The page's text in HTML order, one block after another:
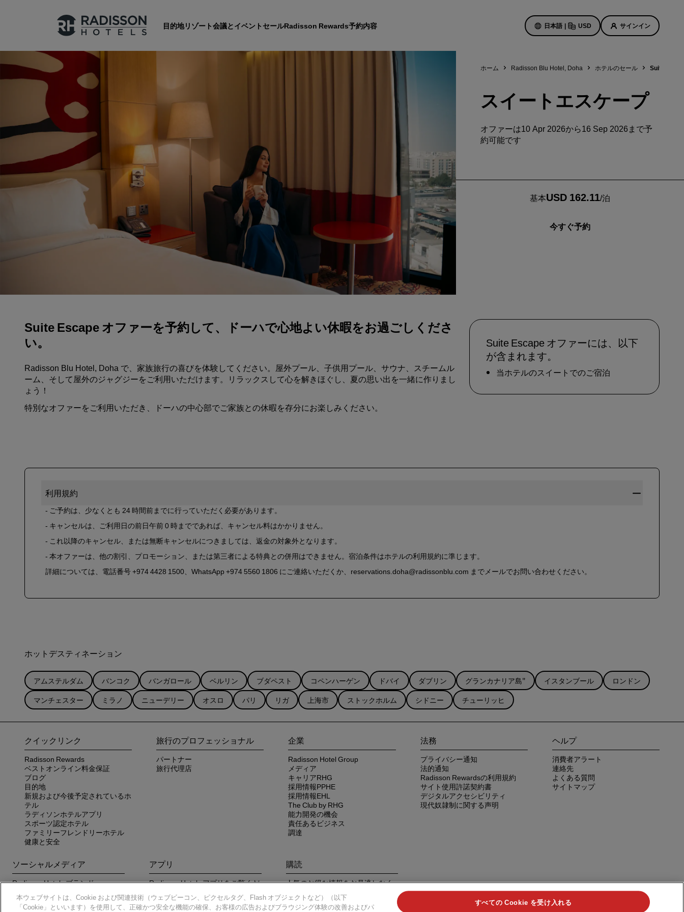
目的地リゾート会議とイベント セールRadisson Rewards予約内容 日本語 | USD サインイン
Radisson Hotels のブランド
Radisson Hotels ブランド
ホテルを見つけましょう
新規オープンおよびオープン予定
Radisson Meetings
Radisson Meetings をご紹介します
会議スペースを予約します
見積もりを依頼する
イベントの目的地
業界ソリューション
フライトを検索
ダイニング
レストランを探す
デジタルサービス
お得なセール情報をご確認くださ
初回限定の予約特典
旅のアイデア
ご家族連れに優しいホテル
Radisson Rewards
プログラムを見つける
特典
ホーム Radisson Blu Hotel, Doha ホテルのセール Suite
スイートエスケープ
オファーは10 Apr 2026から16 Sep 2026まで予
約可能です
基本USD 162.11/泊
今すぐ予約
Suite Escape オファーを予約して、ドーハで心地よい休暇をお過ごしくださ
い。
Radisson Blu Hotel, Doha で、家族旅行の喜びを体験してください。屋外プール、子供用プール、サウナ、スチームル
ーム、そして屋外のジャグジーをご利用いただけます。リラックスして心を解きほぐし、夏の思い出を一緒に作りまし
ょう！
特別なオファーをご利用いただき、ドーハの中心部でご家族との休暇を存分にお楽しみください。
Suite Escape オファーには、以下
が含まれます。
当ホテルのスイートでのご宿泊
利用規約
- ご予約は、少なくとも 24 時間前までに行っていただく必要があります。
- キャンセルは、ご利用日の前日午前 0 時までであれば、キャンセル料はかかりません。
- これ以降のキャンセル、または無断キャンセルにつきましては、返金の対象外となります。
- 本オファーは、他の割引、プロモーション、または第三者による特典との併用はできません。宿泊条件はホテルの利用規約に準じます。
詳細については、電話番号 +974 4428 1500、WhatsApp +974 5560 1806 にご連絡いただくか、reservations.doha@radissonblu.com までメールでお問い合わせください。
ホットデスティネーション
アムステルダム バンコク バンガロール ベルリン ブダペスト コペンハーゲン ドバイ ダブリン グランカナリア島" イスタンブール
ロンドン
マンチェスター
ミラノ ニューデリー オスロ パリ リガ 上海市 ストックホルム シドニー チューリッヒ
クイックリンク
Radisson Rewards
ベストオンライン料金保証
ブログ
目的地
新規および今後予定されているホ
テル
ラディソンホテルアプリ
スポーツ認定ホテル
ファミリーフレンドリーホテル
健康と安全
旅行のプロフェッショナル
パートナー
旅行代理店
企業
Radisson Hotel Group
メディア
キャリアRHG
採用情報PPHE
採用情報EHL
The Club by RHG
能力開発の機会
責任あるビジネス
調達
法務
プライバシー通知
法的通知
Radisson Rewardsの利用規約
サイト使用許諾契約書
デジタルアクセシビリティ
現代奴隷制に関する声明
ヘルプ
消費者アラート
連絡先
よくある質問
サイトマップ
ソーシャルメディア
Radisson Hotels ブランド
アプリ
Radisson Hotels アプリをご覧くだ
購読
人気のお得な情報をお見逃しなく
本ウェブサイトは、Cookie および関連技術（ウェブビーコン、ピクセルタグ、Flash オブジェクトなど）（以下
「Cookie」といいます）を使用して、正確かつ安全な機能の確保、お客様の広告およびブラウジング体験の改善およびパ
すべての Cookie を受け入れる